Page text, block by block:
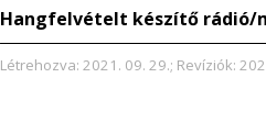
Hangfelvételt készítő rádió/
Létrehozva: 2021. 09. 29.; Revíziók: